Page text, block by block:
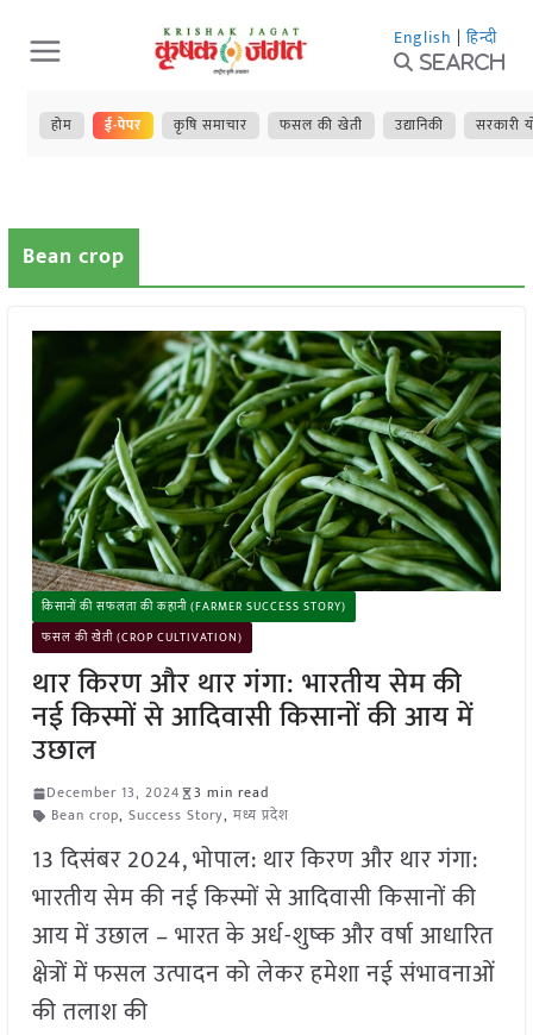
Skip
to
content
English | हिन्दी
Search
होम ई-पेपर कृषि समाचार फसल की खेती उद्यानिकी सरकारी
Bean crop
किसानों की सफलता की कहानी (FARMER SUCCESS STORY)
फसल की खेती (CROP CULTIVATION)
थार किरण और थार गंगा: भारतीय सेम की
नई किस्मों से आदिवासी किसानों की आय में
उछाल
December 13, 2024
3 min read
Bean crop, Success Story, मध्य प्रदेश
13 दिसंबर 2024, भोपाल: थार किरण और थार गंगा:
भारतीय सेम की नई किस्मों से आदिवासी किसानों की
आय में उछाल – भारत के अर्ध-शुष्क और वर्षा आधारित
क्षेत्रों में फसल उत्पादन को लेकर हमेशा नई संभावनाओं
की तलाश की